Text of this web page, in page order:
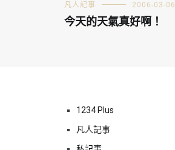
凡人記事 2006-03-06
今天的天氣真好啊！
1234 Plus
凡人記事